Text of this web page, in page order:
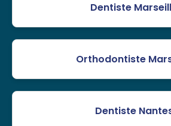
Dentiste
Orthodontiste
Dentiste